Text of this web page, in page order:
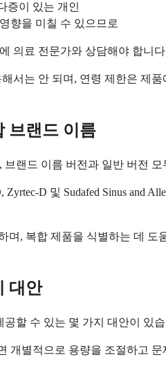
증이 있는 개인
향을 미칠 수 있으므로
의료 전문가와 상담해야 합니
서는 안 되며, 연령 제한은 제
브랜드 이름
랜드 이름 버전과 일반 버전
D 및 Sudafed Sinus
며, 복합 제품을 식별하는 데
대안
할 수 있는 몇 가지 대안이 있
개별적으로 용량을 조절하고